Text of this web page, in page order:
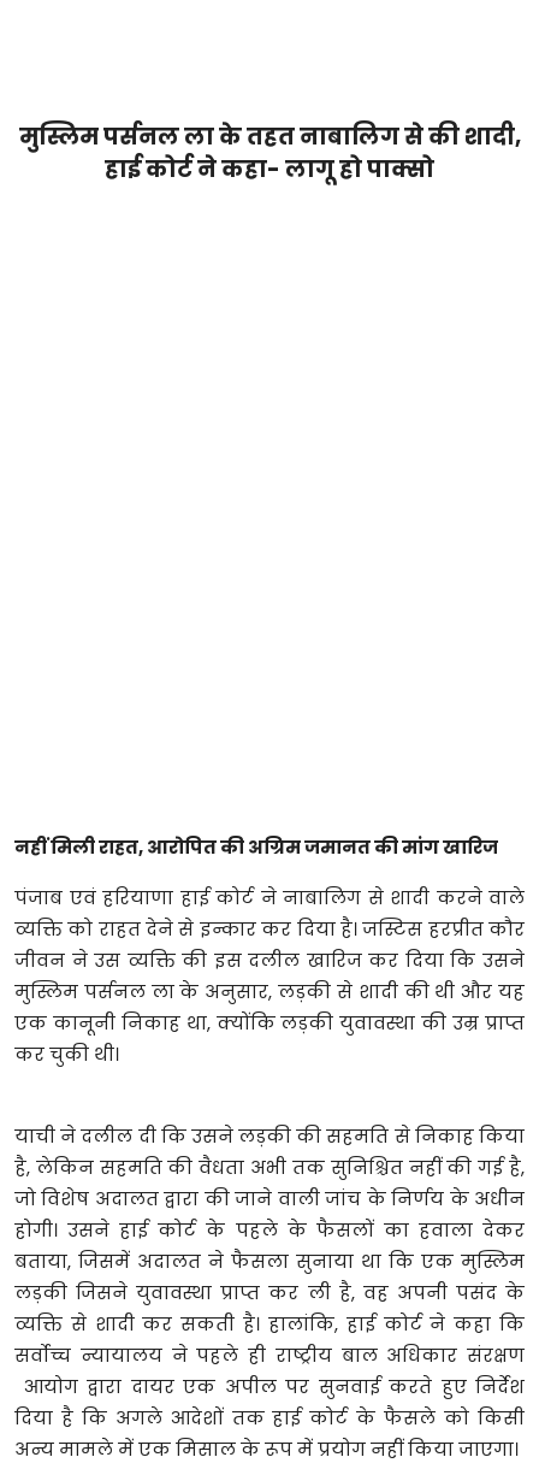
मुस्लिम पर्सनल ला के तहत नाबालिग से की शादी,
हाई कोर्ट ने कहा- लागू हो पाक्सो
नहीं मिली राहत, आरोपित की अग्रिम जमानत की मांग खारिज
पंजाब एवं हरियाणा हाई कोर्ट ने नाबालिग से शादी करने वाले
व्यक्ति को राहत देने से इन्कार कर दिया है। जस्टिस हरप्रीत कौर
जीवन ने उस व्यक्ति की इस दलील खारिज कर दिया कि उसने
मुस्लिम पर्सनल ला के अनुसार, लड़की से शादी की थी और यह
एक कानूनी निकाह था, क्योंकि लड़की युवावस्था की उम्र प्राप्त
कर चुकी थी।
याची ने दलील दी कि उसने लड़की की सहमति से निकाह किया
है, लेकिन सहमति की वैधता अभी तक सुनिश्चित नहीं की गई है,
जो विशेष अदालत द्वारा की जाने वाली जांच के निर्णय के अधीन
होगी। उसने हाई कोर्ट के पहले के फैसलों का हवाला देकर
बताया, जिसमें अदालत ने फैसला सुनाया था कि एक मुस्लिम
लड़की जिसने युवावस्था प्राप्त कर ली है, वह अपनी पसंद के
व्यक्ति से शादी कर सकती है। हालांकि, हाई कोर्ट ने कहा कि
सर्वोच्च न्यायालय ने पहले ही राष्ट्रीय बाल अधिकार संरक्षण
आयोग द्वारा दायर एक अपील पर सुनवाई करते हुए निर्देश
दिया है कि अगले आदेशों तक हाई कोर्ट के फैसले को किसी
अन्य मामले में एक मिसाल के रूप में प्रयोग नहीं किया जाएगा।